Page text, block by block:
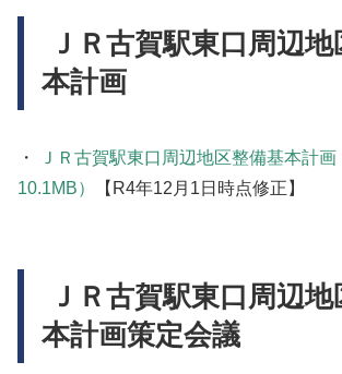
ＪＲ古賀駅東口周辺
本計画
・
ＪＲ古賀駅東口周辺地区整備基本計画
10.1MB）
【R4年12月1日時点修正】
ＪＲ古賀駅東口周辺
本計画策定会議